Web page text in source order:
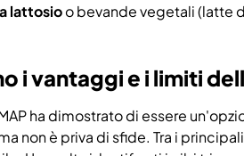
lattosioo bevande vegetali (latte
i vantaggi e i limiti
ha dimostrato di essere
non è priva di sfide. Tra i